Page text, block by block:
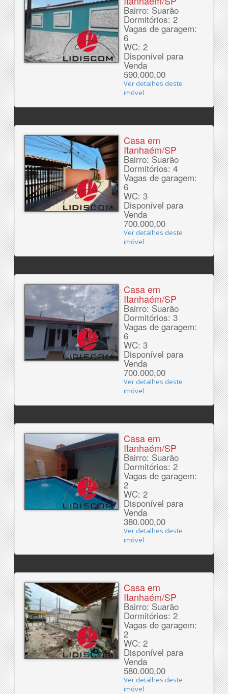
Bairro: Suarão
Dormitórios: 2
Vagas de garagem:
6
WC: 2
Disponível para
Venda
590.000,00
Ver detalhes deste
imóvel
Casa em
Itanhaém/SP
Bairro: Suarão
Dormitórios: 4
Vagas de garagem:
6
WC: 3
Disponível para
Venda
700.000,00
Ver detalhes deste
imóvel
Casa em
Itanhaém/SP
Bairro: Suarão
Dormitórios: 3
Vagas de garagem:
6
WC: 3
Disponível para
Venda
700.000,00
Ver detalhes deste
imóvel
Casa em
Itanhaém/SP
Bairro: Suarão
Dormitórios: 2
Vagas de garagem:
2
WC: 2
Disponível para
Venda
380.000,00
Ver detalhes deste
imóvel
Casa em
Itanhaém/SP
Bairro: Suarão
Dormitórios: 2
Vagas de garagem:
2
WC: 2
Disponível para
Venda
580.000,00
Ver detalhes deste
imóvel